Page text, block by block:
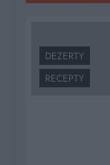
DEZERTY
RECEPTY